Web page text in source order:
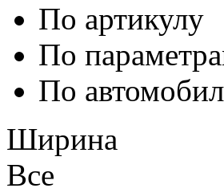
По артикулу
По
По
Ширина
Все